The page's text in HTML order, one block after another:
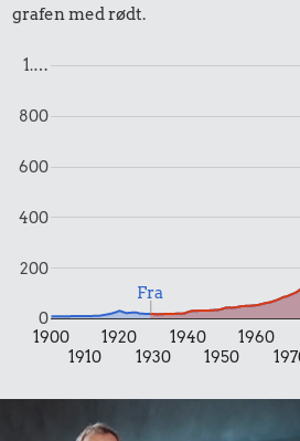
1,06 kr.
100 g garn
0,37 kr. 0,30 kr.
grafen med rødt.
1900
1910
1920
1930
1940
1950
1960
0
200
400
600
800
1.…
Fra